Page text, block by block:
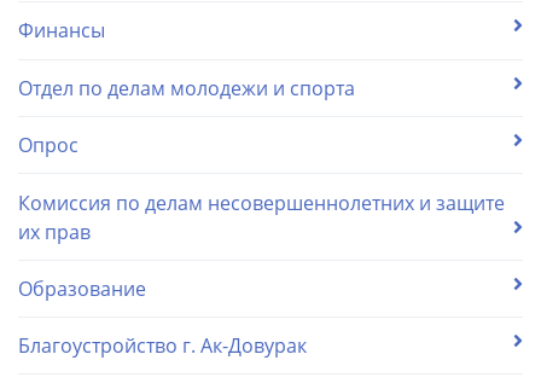
Финансы
Отдел по делам молодежи и спорта
Опрос
Комиссия по делам несовершеннолетних и защите
их прав
Образование
Благоустройство г. Ак-Довурак